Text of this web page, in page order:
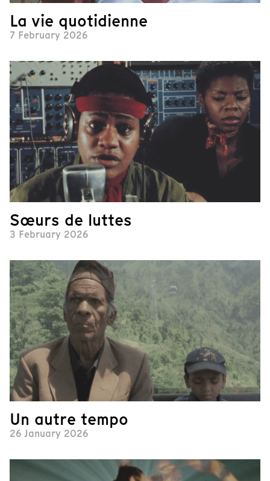
La vie quotidienne
7 February 2026
Sœurs de luttes
3 February 2026
Un autre tempo
26 January 2026